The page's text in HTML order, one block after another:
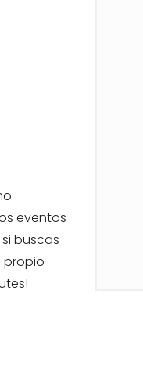
eventos
buscas
propio